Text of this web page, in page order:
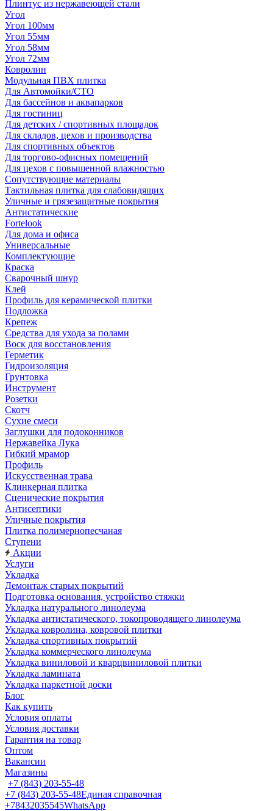
Плинтус из нержавеющей стали
Угол
Угол 100мм
Угол 55мм
Угол 58мм
Угол 72мм
Ковролин
Модульная ПВХ плитка
Для Автомойки/СТО
Для бассейнов и аквапарков
Для гостиниц
Для детских / спортивных площадок
Для складов, цехов и производства
Для спортивных объектов
Для торгово-офисных помещений
Для цехов с повышенной влажностью
Сопутствующие материалы
Тактильная плитка для слабовидящих
Уличные и грязезащитные покрытия
Антистатические
Fortelook
Для дома и офиса
Универсальные
Комплектующие
Краска
Сварочный шнур
Клей
Профиль для керамической плитки
Подложка
Крепеж
Средства для ухода за полами
Воск для восстановления
Герметик
Гидроизоляция
Грунтовка
Инструмент
Розетки
Скотч
Сухие смеси
Заглушки для подоконников
Нержавейка Лука
Гибкий мрамор
Профиль
Искусственная трава
Клинкерная плитка
Сценические покрытия
Антисептики
Уличные покрытия
Плитка полимернопесчаная
Ступени
Акции
Услуги
Укладка
Демонтаж старых покрытий
Подготовка основания, устройство стяжки
Укладка натурального линолеума
Укладка антистатического, токопроводящего линолеума
Укладка ковролина, ковровой плитки
Укладка спортивных покрытий
Укладка коммерческого линолеума
Укладка виниловой и кварцвиниловой плитки
Укладка ламината
Укладка паркетной доски
Блог
Как купить
Условия оплаты
Условия доставки
Гарантия на товар
Оптом
Вакансии
Магазины
+7 (843) 203-55-48
+7 (843) 203-55-48Единая справочная
+78432035545WhatsApp